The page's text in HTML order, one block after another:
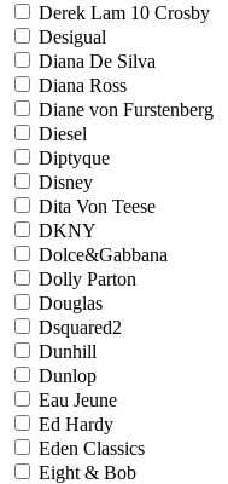
Derek Lam 10 Crosby
Desigual
Diana De Silva
Diana Ross
Diane von Furstenberg
Diesel
Diptyque
Disney
Dita Von Teese
DKNY
Dolce&Gabbana
Dolly Parton
Douglas
Dsquared2
Dunhill
Dunlop
Eau Jeune
Ed Hardy
Eden Classics
Eight & Bob